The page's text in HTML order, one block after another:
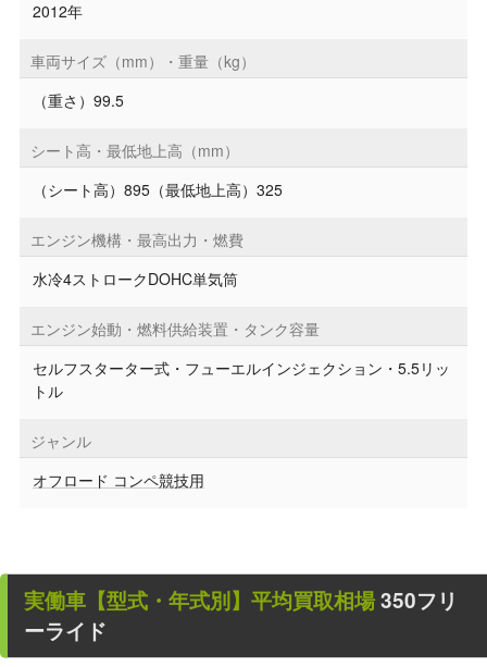
2012年
車両サイズ（mm）・重量（kg）
（重さ）99.5
シート高・最低地上高（mm）
（シート高）895（最低地上高）325
エンジン機構・最高出力・燃費
水冷4ストロークDOHC単気筒
エンジン始動・燃料供給装置・タンク容量
セルフスターター式・フューエルインジェクション・5.5リッ
トル
ジャンル
オフロード コンペ競技用
実働車 【型式・年式別】平均買取相場350フリ
ーライド